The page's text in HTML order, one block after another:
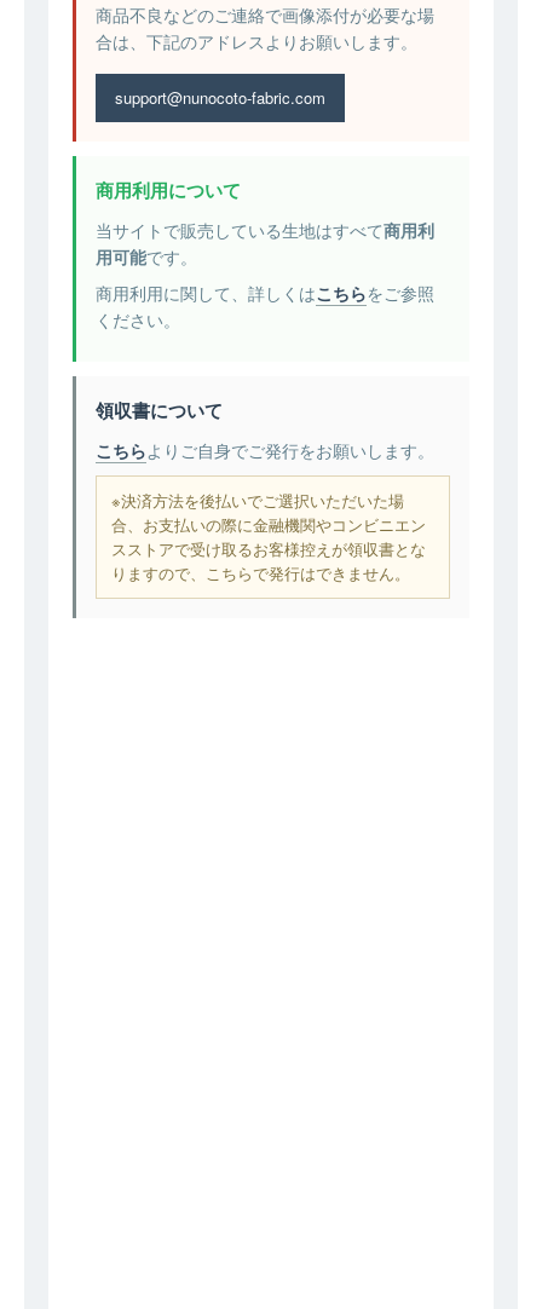
商品不良などのご連絡で画像添付が必要な場
合は、下記のアドレスよりお願いします。
support@nunocoto-fabric.com
商用利用について
当サイトで販売している生地はすべて商用利
用可能です。
商用利用に関して、詳しくはこちらをご参照
ください。
領収書について
こちらよりご自身でご発行をお願いします。
※決済方法を後払いでご選択いただいた場
合、お支払いの際に金融機関やコンビニエン
スストアで受け取るお客様控えが領収書とな
りますので、こちらで発行はできません。